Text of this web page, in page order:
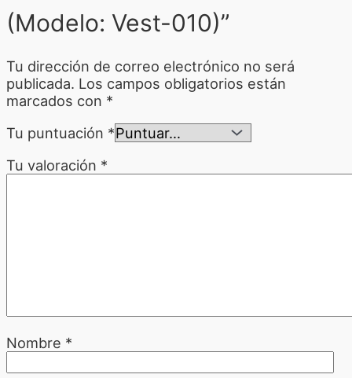
(Modelo: Vest-010)”
Tu dirección de correo electrónico no será
publicada. Los campos obligatorios están
marcados con *
Tu puntuación *
Tu valoración *
Nombre *